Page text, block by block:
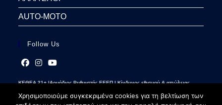
AUTO-MOTO
Follow Us
in
a
in
a
in
a
ΚΕΘΕΑ 21+ |Αρμόδιος Ρυθμιστής ΕΕΕΠ | Κίνδυνος εθισμού & απώλειας
Χρησιμοποιούμε συγκεκριμένα cookies για τη βελτίωση των